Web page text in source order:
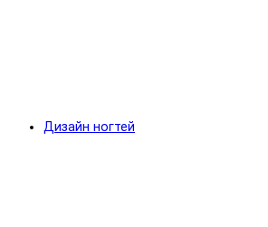
Дизайн ногтей